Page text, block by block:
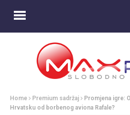
Home Premium sadržaj
Promjena igre:
Hrvatsku od borbenog aviona Rafale?